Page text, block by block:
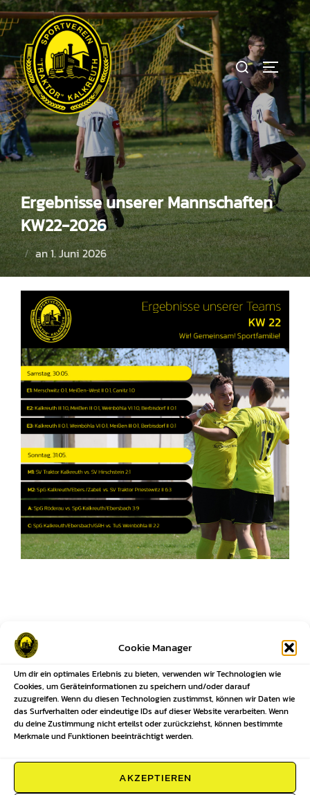
Cookie Manager
Um dir ein optimales Erlebnis zu bieten, verwenden wir Technologien wie
Cookies, um Geräteinformationen zu speichern und/oder darauf
zuzugreifen. Wenn du diesen Technologien zustimmst, können wir Daten wie
das Surfverhalten oder eindeutige IDs auf dieser Website verarbeiten. Wenn
du deine Zustimmung nicht erteilst oder zurückziehst, können bestimmte
Merkmale und Funktionen beeinträchtigt werden.
AKZEPTIEREN
Zum
Inhalt
springen
Suchen
nach:
Ergebnisse unserer Mannschaften
KW22-2026
anVeröffentlicht
am
1. Juni 2026
Beitragsnavigation
Previous
Previous
Ansetzungen unserer Mannschaften
KW22-2026